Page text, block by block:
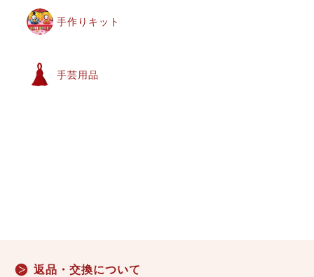
手作りキット
手芸用品
返品・交換について